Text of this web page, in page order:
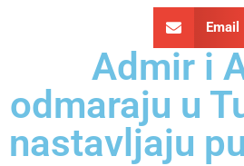
Email
Admir i
odmaraju u
nastavljaju